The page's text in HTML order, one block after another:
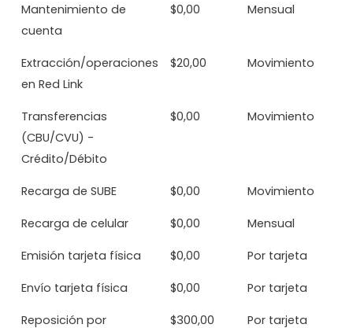
Mantenimiento de
cuenta
$0,00 Mensual
Extracción/operaciones
en Red Link
$20,00 Movimiento
Transferencias
(CBU/CVU) -
Crédito/Débito
$0,00 Movimiento
Recarga de SUBE $0,00 Movimiento
Recarga de celular $0,00 Mensual
Emisión tarjeta física $0,00 Por tarjeta
Envío tarjeta física $0,00 Por tarjeta
Reposición por
$300,00 Por tarjeta